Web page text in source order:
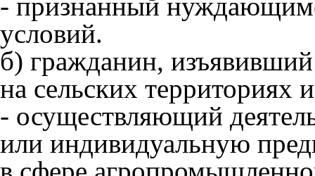
условий.
б) гражданин,
на сельских территориях
- осуществляющий
или индивидуальную